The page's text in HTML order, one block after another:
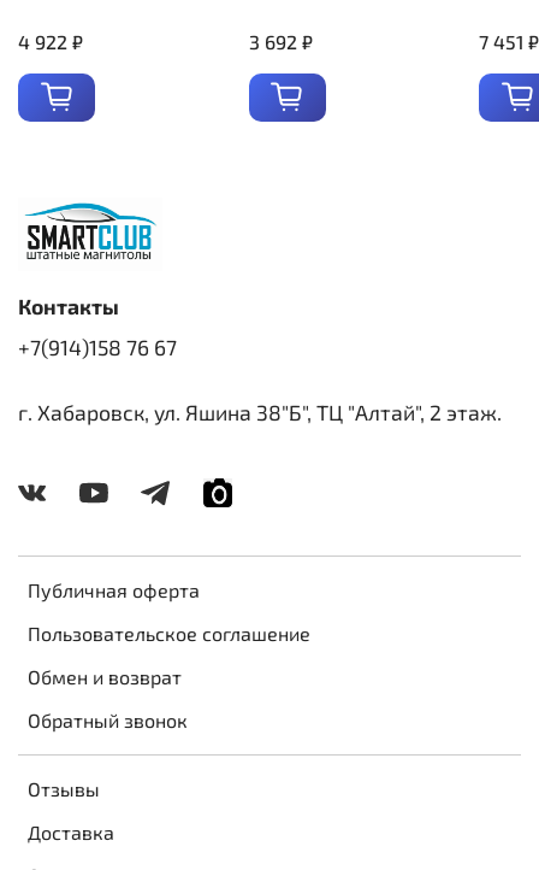
4 922 ₽ 3 692 ₽ 7 451 ₽
Публичная оферта
Пользовательское соглашение
Обмен и возврат
Обратный звонок
Отзывы
Доставка
Контакты
+7(914)158 76 67
г. Хабаровск, ул. Яшина 38"Б", ТЦ "Алтай", 2 этаж.